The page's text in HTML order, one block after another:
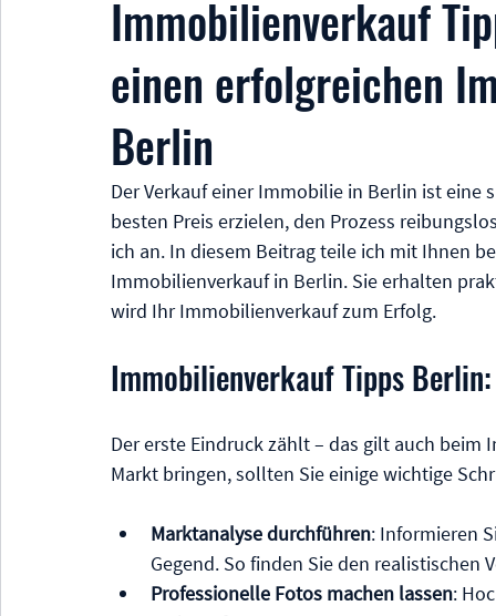
Immobilienverkauf
einen erfolgreichen
Berlin
Der Verkauf einer Immobilie in Berlin ist
besten Preis erzielen, den Prozess
ich an. In diesem Beitrag teile ich mit Ihnen
Immobilienverkauf in Berlin. Sie erhalten
wird Ihr Immobilienverkauf zum Erfolg.
Immobilienverkauf Tipps
Der erste Eindruck zählt – das gilt auch
Markt bringen, sollten Sie einige wichtige
Marktanalyse durchführen: Informieren
Gegend. So finden Sie den realistischen
Professionelle Fotos machen lassen: